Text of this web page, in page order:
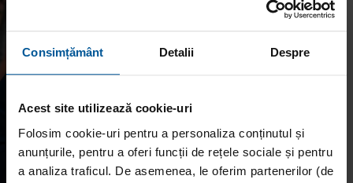
Consimțământ Detalii Despre
Acest site utilizează cookie-uri
Folosim cookie-uri pentru a personaliza conținutul și
anunțurile, pentru a oferi funcții de rețele sociale și pentru
a analiza traficul. De asemenea, le oferim partenerilor (de